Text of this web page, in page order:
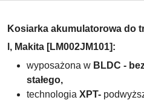
Kosiarka akumulatorowa do
l, Makita [LM002JM101]:
wyposażona w BLDC -
stałego,
technologia XPT-